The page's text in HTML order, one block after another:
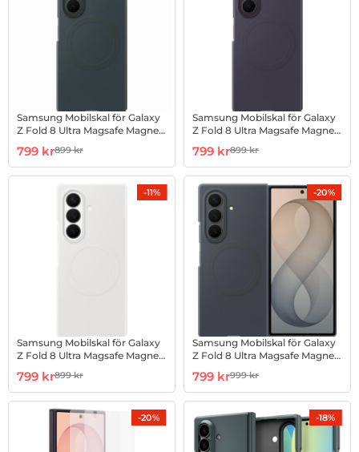
Samsung Mobilskal för Galaxy
Z Fold 8 Ultra Magsafe Magnet
Art. nr 1003274306
rea pris
799 krtidigare pris
899 kr
Samsung Mobilskal för Galaxy
Z Fold 8 Ultra Magsafe Magnet
Art. nr 1003274307
rea pris
799 krtidigare pris
899 kr
-11%
Samsung Mobilskal för Galaxy
Z Fold 8 Ultra Magsafe Magnet
Art. nr 1003274308
rea pris
799 krtidigare pris
899 kr
-20%
Samsung Mobilskal för Galaxy
Z Fold 8 Ultra Magsafe Magnet
Art. nr 1003274329
rea pris
799 krtidigare pris
999 kr
-20% -18%